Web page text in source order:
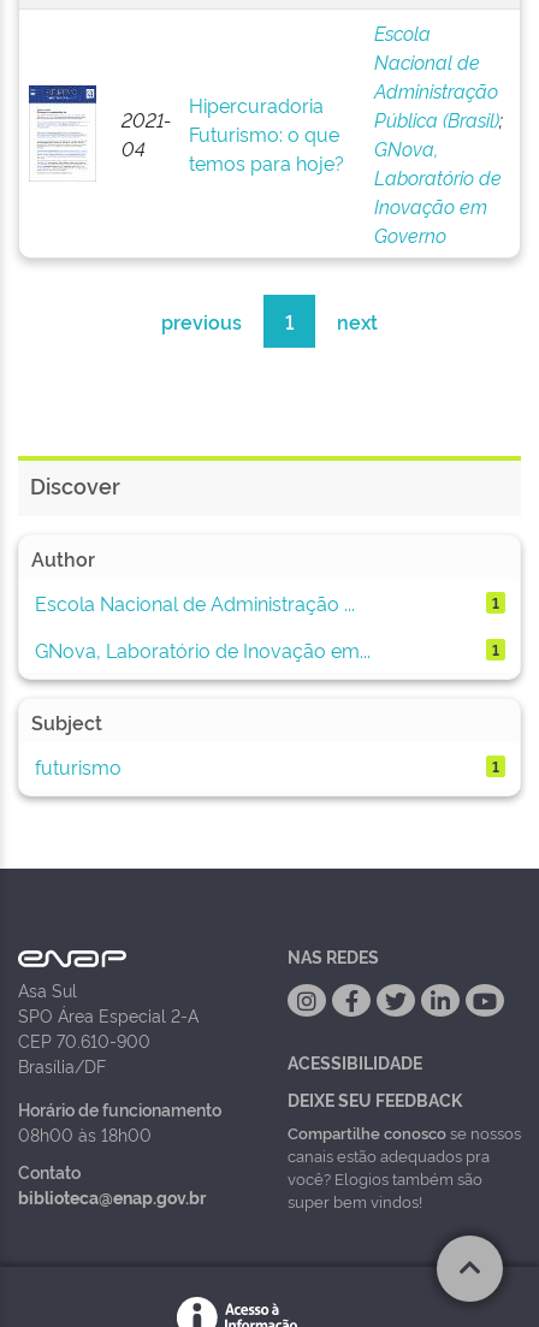
2021-
04
Hipercuradoria
Futurismo: o que
temos para hoje?
Escola
Nacional de
Administração
Pública (Brasil);
GNova,
Laboratório de
Inovação em
Governo
previous 1 next
Discover
Author
Escola Nacional de Administração ...
1
GNova, Laboratório de Inovação em... 1
Subject
futurismo
1
Asa Sul
SPO Área Especial 2-A
CEP 70.610-900
Brasília/DF
Horário de funcionamento
08h00 às 18h00
Contato
biblioteca@enap.gov.br
NAS REDES
ACESSIBILIDADE
DEIXE SEU FEEDBACK
Compartilhe conoscose nossos
canais estão adequados pra
você? Elogios também são
super bem vindos!